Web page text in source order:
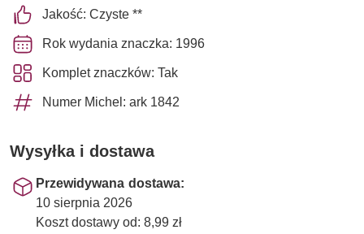
Jakość: Czyste **
Rok wydania znaczka: 1996
Komplet znaczków: Tak
Numer Michel: ark 1842
Wysyłka i dostawa
Przewidywana dostawa:
10 sierpnia 2026
Koszt dostawy od: 8,99 zł